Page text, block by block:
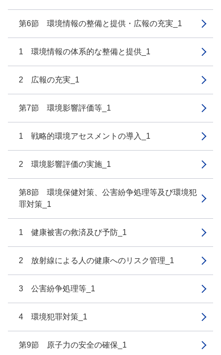
第6節 環境情報の整備と提供・広報の充実_1
1 環境情報の体系的な整備と提供_1
2 広報の充実_1
第7節 環境影響評価等_1
1 戦略的環境アセスメントの導入_1
2 環境影響評価の実施_1
第8節 環境保健対策、公害紛争処理等及び環境犯
罪対策_1
1 健康被害の救済及び予防_1
2 放射線による人の健康へのリスク管理_1
3 公害紛争処理等_1
4 環境犯罪対策_1
第9節 原子力の安全の確保_1